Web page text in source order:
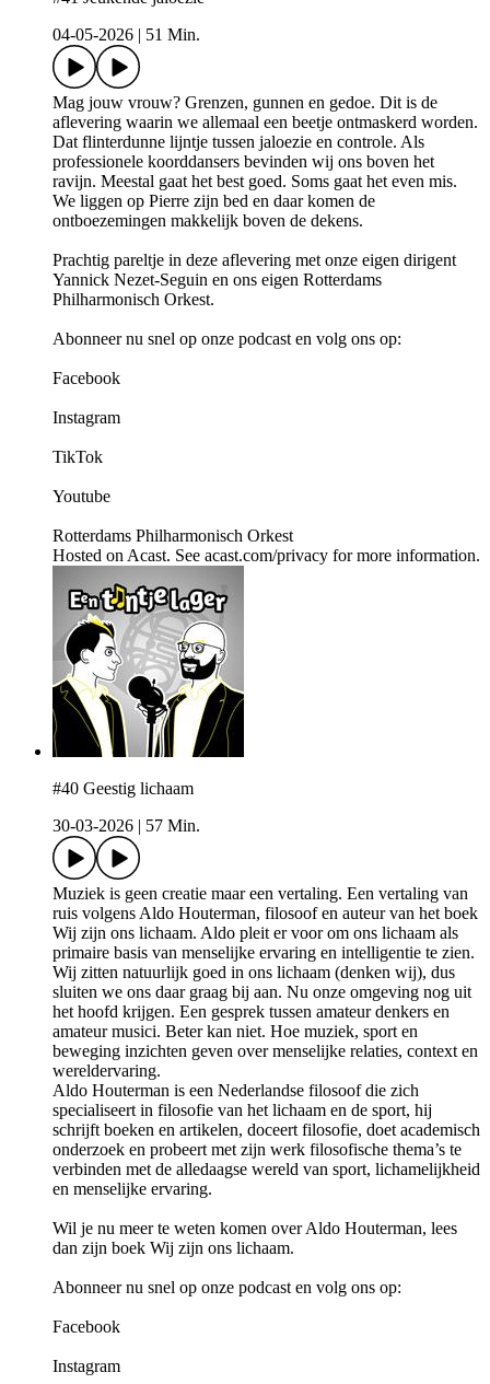
04-05-2026 | 51 Min.
Mag jouw vrouw? Grenzen, gunnen en gedoe. Dit is de
aflevering waarin we allemaal een beetje ontmaskerd worden.
Dat flinterdunne lijntje tussen jaloezie en controle. Als
professionele koorddansers bevinden wij ons boven het
ravijn. Meestal gaat het best goed. Soms gaat het even mis.
We liggen op Pierre zijn bed en daar komen de
ontboezemingen makkelijk boven de dekens.
Prachtig pareltje in deze aflevering met onze eigen dirigent
Yannick Nezet-Seguin en ons eigen Rotterdams
Philharmonisch Orkest.
Abonneer nu snel op onze podcast en volg ons op:
Facebook
Instagram
TikTok
Youtube
Rotterdams Philharmonisch Orkest
Hosted on Acast. See acast.com/privacy for more information.
#40 Geestig lichaam
30-03-2026 | 57 Min.
Muziek is geen creatie maar een vertaling. Een vertaling van
ruis volgens Aldo Houterman, filosoof en auteur van het boek
Wij zijn ons lichaam. Aldo pleit er voor om ons lichaam als
primaire basis van menselijke ervaring en intelligentie te zien.
Wij zitten natuurlijk goed in ons lichaam (denken wij), dus
sluiten we ons daar graag bij aan. Nu onze omgeving nog uit
het hoofd krijgen. Een gesprek tussen amateur denkers en
amateur musici. Beter kan niet. Hoe muziek, sport en
beweging inzichten geven over menselijke relaties, context en
wereldervaring.
Aldo Houterman is een Nederlandse filosoof die zich
specialiseert in filosofie van het lichaam en de sport, hij
schrijft boeken en artikelen, doceert filosofie, doet academisch
onderzoek en probeert met zijn werk filosofische thema’s te
verbinden met de alledaagse wereld van sport, lichamelijkheid
en menselijke ervaring.
Wil je nu meer te weten komen over Aldo Houterman, lees
dan zijn boek Wij zijn ons lichaam.
Abonneer nu snel op onze podcast en volg ons op:
Facebook
Instagram